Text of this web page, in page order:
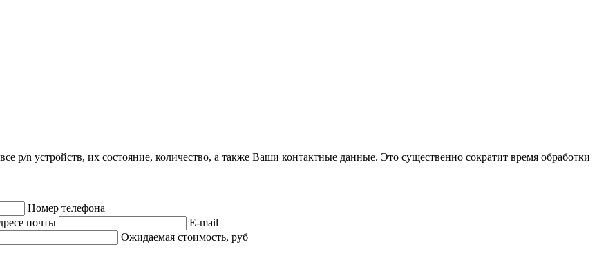
p/n устройств, их состояние, количество, а также Ваши контактные данные. Это существенно сократит время обработки
Номер телефона
почты
E-mail
Ожидаемая стоимость, руб